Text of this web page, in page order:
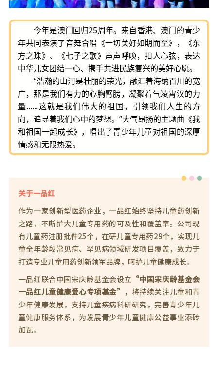
今年是澳门回归25周年。来自香港、澳门的青少
年共同表演了音舞合唱《一切美好如期而至》，《东
方之珠》、《七子之歌》声声呼唤，扣人心弦，表达
中华儿女团结一心、携手共进民族复兴的美好心愿。
“浩瀚的山河是壮丽的荣光，融汇着海纳百川的宽
广，那是我们有力的心胸臂膀，凝聚着气凌霄汉的力
量......这就是我们伟大的祖国，引领我们人生的方
向，追寻着我们心中的梦想。”大气昂扬的主题曲《我
和祖国一起成长》，唱出了青少年儿童对祖国的深厚
情感和无限热爱。
关于一品红
作为一家创新型医药企业，一品红始终坚持儿童药创新
之路，不断扩大儿童专用药的可及性和覆盖率。公司现
有儿童药注册批件25个，在研儿童专用药29个，实现儿
童全年龄段常见病、罕见病领域研发项目覆盖，致力于
打造专业儿童用药创新领军品牌，呵护儿童健康成长。
一品红联合中国宋庆龄基金会设立
“中国宋庆龄基金会
一品红儿童健康爱心专项基金”， 将持续关注儿童和青
少年健康发展，支持儿童疾病科研研究，完善青少年儿
童健康服务体系，为发展青少年儿童健康公益事业添砖
加瓦。